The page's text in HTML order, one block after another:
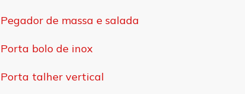
Pegador de massa e salada
Porta bolo de inox
Porta talher vertical